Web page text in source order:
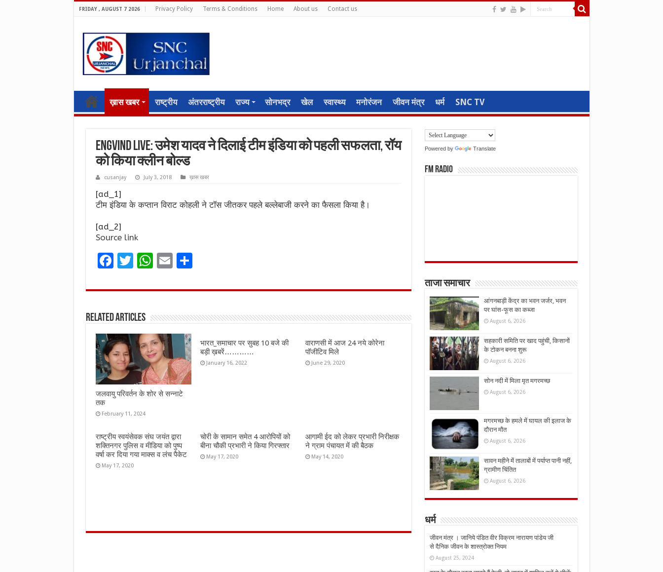
FRIDAY , AUGUST 7 2026 Privacy Policy Terms & Conditions Home About us Contact us
ख़ास खबर राष्ट्रीय अंतरराष्ट्रीय राज्य सोनभद्र खेल स्वास्थ्य मनोरंजन जीवन मंत्र धर्म SNC TV
ENGvIND Live: उमेश यादव ने दिलाई टीम इंडिया को पहली सफलता, रॉय
को किया क्लीन बोल्ड
cusanjay July 3, 2018 ख़ास खबर
[ad_1]
टीम इंडिया के कप्तान विराट कोहली ने टॉस जीतकर पहले बल्लेबाजी करने का फैसला किया है।
[ad_2]
Source link
F
ce
o
o
k
T
it
r
W
at
A
p
p
E
ai
S
ar
Related Articles
जलवायु परिवर्तन के शोर से सन्नाटे
तक
February 11, 2024
भारत_समाचार पर सुबह 10 बजे की
बड़ी ख़बरें…………
January 16, 2022
वाराणसी में आज 24 नये कोरेना
पॉजीटिव मिले
June 29, 2020
राष्ट्रीय स्वयंसेवक संघ जयंत द्वारा
शक्तिनगर पुलिस व मीडिया को पुष्प
वर्षा कर दिया गया माक्स व लंच पैकेट
May 17, 2020
चोरी के सामान समेत 4 आरोपियों को
बीना चौकी प्रभारी ने किया गिरफ्तार
May 17, 2020
आगामी ईद को लेकर प्रभारी निरीक्षक
ने ग्राम पंचायत में की बैठक
May 14, 2020
Powered by Translate
FM Radio
ताजा समाचार
आंगनबाड़ी केंद्र का भवन जर्जर, भवन
पर घांस-फूस का कब्जा
August 6, 2026
सहकारी समिति पर खाद पहुंची, किसानों
के टोकन बनना शुरू
August 6, 2026
सोन नदी में मिला मृत मगरमच्छ
August 6, 2026
मगरमच्छ के हमले में घायल की इलाज के
दौरान मौत
August 6, 2026
सावन महीने में तालाबों में पर्याप्त पानी नहीं,
ग्रामीण चिंतित
August 6, 2026
धर्म
जीवन मंत्र । जानिये पंडित वीर विक्रम नारायण पांडेय जी
से दैनिक जीवन के शास्त्रोक्त नियम
August 25, 2024